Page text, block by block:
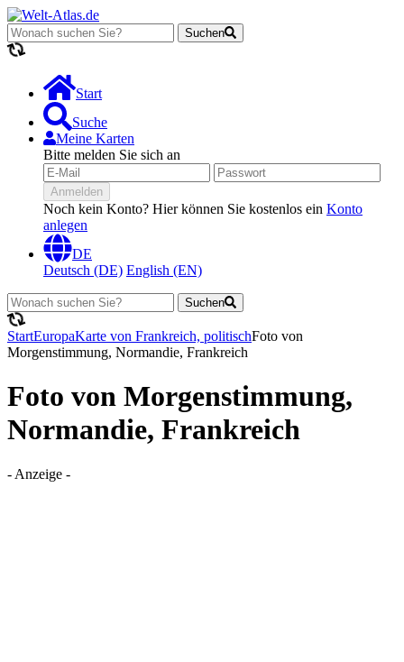
Suchen
Lädt...
Start
Suche
Meine Karten
Bitte melden Sie sich an
Anmelden
Noch kein Konto? Hier können Sie kostenlos ein Konto
anlegen
DE
Deutsch (DE) English (EN)
Suchen
Lädt...
StartEuropaKarte von Frankreich, politischFoto von
Morgenstimmung, Normandie, Frankreich
Foto von Morgenstimmung,
Normandie, Frankreich
- Anzeige -